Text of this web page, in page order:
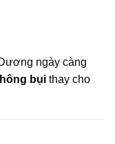
ngày càng
bụi thay cho